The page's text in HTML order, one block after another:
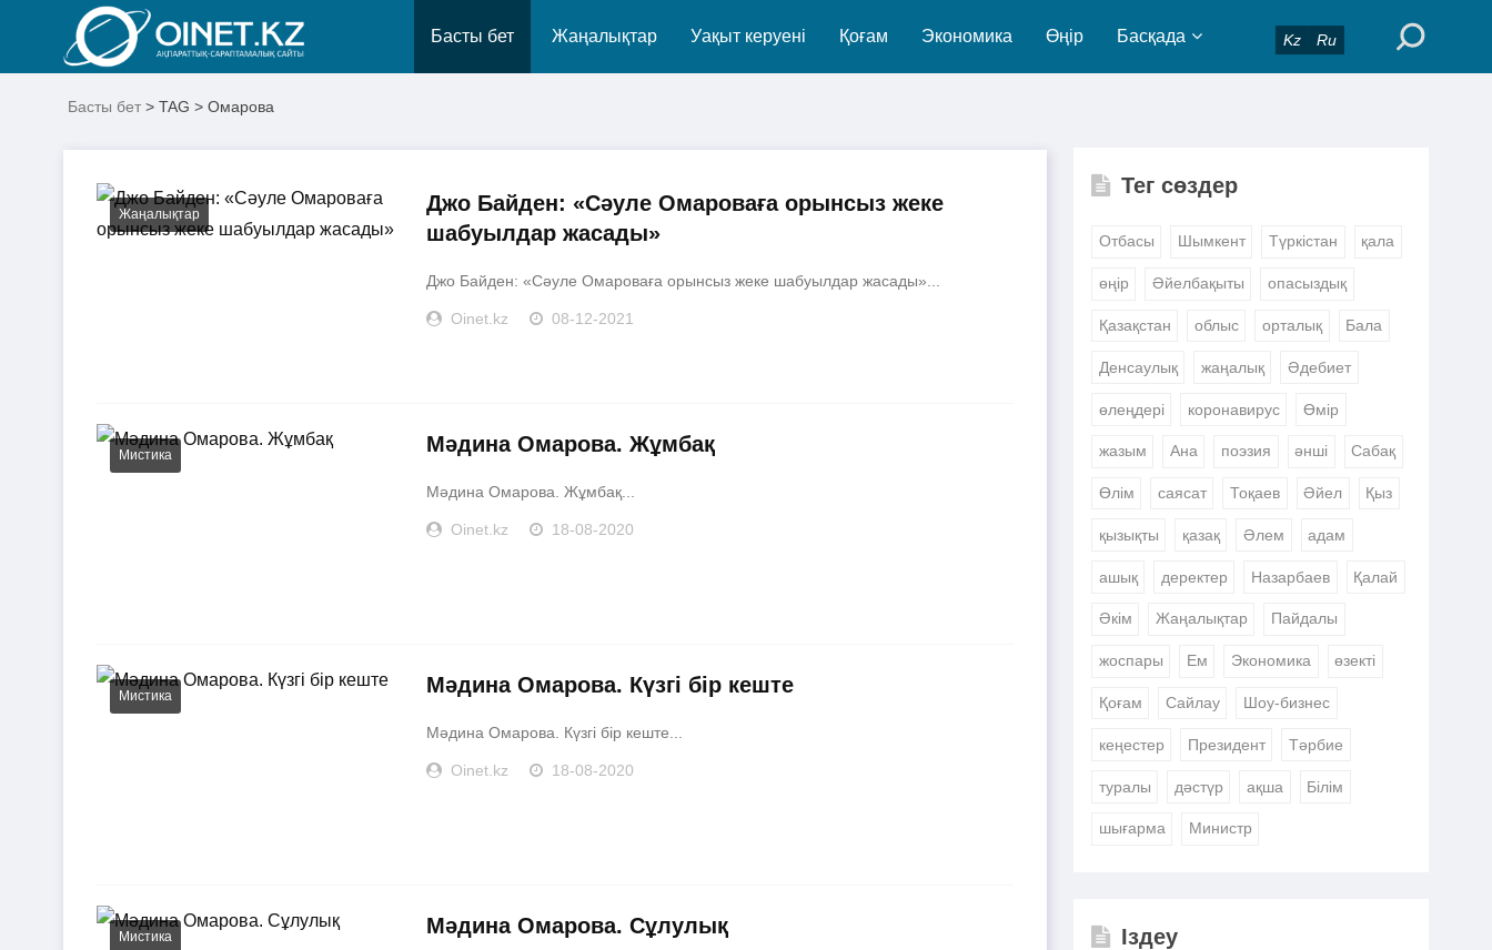
Kz Ru
Басты бет Жаңалықтар Уақыт керуені Қоғам Экономика Өңір Басқада
Басты бет > TAG > Омарова
Жаңалықтар
Джо Байден: «Сәуле Омароваға орынсыз жеке
шабуылдар жасады»
Джо Байден: «Сәуле Омароваға орынсыз жеке шабуылдар жасады»...
Oinet.kz 08-12-2021
Мистика Мәдина Омарова. Жұмбақ
Мәдина Омарова. Жұмбақ...
Oinet.kz 18-08-2020
Мистика Мәдина Омарова. Күзгі бір кеште
Мәдина Омарова. Күзгі бір кеште...
Oinet.kz 18-08-2020
Мистика Мәдина Омарова. Сұлулық
Тег сөздер
Отбасы Шымкент Түркістан қала
өңір Әйелбақыты опасыздық
Қазақстан облыс орталық Бала
Денсаулық жаңалық Әдебиет
өлеңдері коронавирус Өмір
жазым Ана поэзия әнші Сабақ
Өлім саясат Тоқаев Әйел Қыз
қызықты қазақ Әлем адам
ашық деректер Назарбаев Қалай
Әкім Жаңалықтар Пайдалы
жоспары Ем Экономика өзекті
Қоғам Сайлау Шоу-бизнес
кеңестер Президент Тәрбие
туралы дәстүр ақша Білім
шығарма Министр
Іздеу